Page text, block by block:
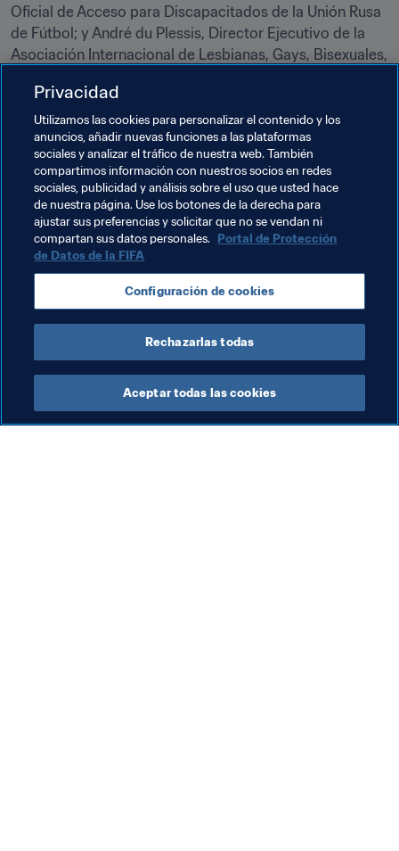
Oficial de Acceso para Discapacitados de la Unión Rusa
de Fútbol; y André du Plessis, Director Ejecutivo de la
Asociación Internacional de Lesbianas, Gays, Bisexuales,
El Premio de la FIFA a la Diversidad forma parte de la
estrategia de la FIFA para promover la igualdad y la
inclusión, en cuyo marco se incluyen iniciativas como la
implantación del sistema de vigilancia
antidiscriminación, la implantación del procedimiento en
tres niveles para hacer frente a incidentes
discriminatorios durante los partidos de los principales
torneos y la publicación de una guía de buenas prácticas
en colaboración con las 211 federaciones miembro.
Documentos Relacionados
Privacidad
Utilizamos las cookies para personalizar el contenido y los
anuncios, añadir nuevas funciones a las plataformas
sociales y analizar el tráfico de nuestra web. También
compartimos información con nuestros socios en redes
sociales, publicidad y análisis sobre el uso que usted hace
de nuestra página. Use los botones de la derecha para
ajustar sus preferencias y solicitar que no se vendan ni
compartan sus datos personales. Portal de Protección
de Datos de la FIFA
Configuración de cookies
Rechazarlas todas
Aceptar todas las cookies